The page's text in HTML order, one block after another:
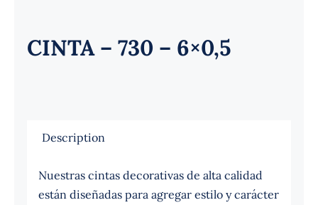
CINTA – 730 – 6×0,5
Description
Nuestras cintas decorativas de alta calidad
están diseñadas para agregar estilo y carácter